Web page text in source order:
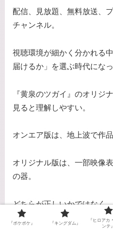
配信、見放題、無料放送、
チャンネル。
視聴環境が細かく分かれる
届けるか」を選ぶ時代になっ
『黄泉のツガイ』のオリジ
見ると理解しやすい。
オンエア版は、地上波で作
オリジナル版は、一部映像
の器。
どちらが正しいかではなく
です。
『ポケポケ』 『キングダム』
『ヒロアカ
ンテ』